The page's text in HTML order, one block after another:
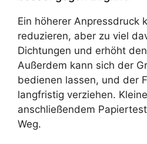
Ein höherer Anpressdruck
reduzieren, aber zu viel
Dichtungen und erhöht
Außerdem kann sich der
bedienen lassen, und der
langfristig verziehen.
anschließendem
Weg.